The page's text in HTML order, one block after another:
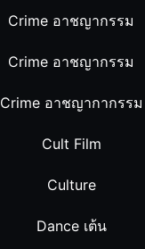
Crime อาชญากรรม
Crime อาชญากรรม
Crime อาชญากากรรม
Cult Film
Culture
Dance เต้น